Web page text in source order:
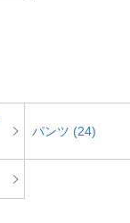
パンツ (24)